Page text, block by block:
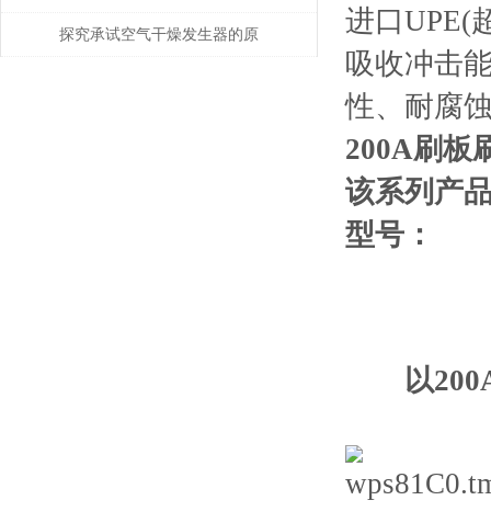
提高安全性和可靠性
探究承试空气干燥发生器的原
进口UPE(
吸收冲击
性、耐腐
200A刷板
该系列产
型号：
以